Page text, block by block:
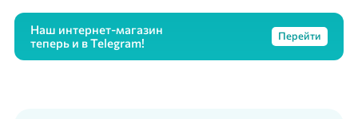
Наш интернет-магазин
теперь и в Telegram!
Перейти